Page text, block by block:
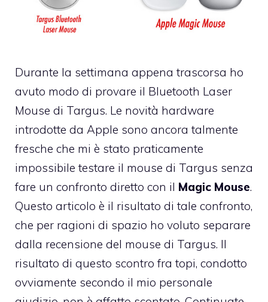
Durante la settimana appena trascorsa ho
avuto modo di provare il Bluetooth Laser
Mouse di Targus. Le novità hardware
introdotte da Apple sono ancora talmente
fresche che mi è stato praticamente
impossibile testare il mouse di Targus senza
fare un confronto diretto con il Magic Mouse.
Questo articolo è il risultato di tale confronto,
che per ragioni di spazio ho voluto separare
dalla recensione del mouse di Targus. Il
risultato di questo scontro fra topi, condotto
ovviamente secondo il mio personale